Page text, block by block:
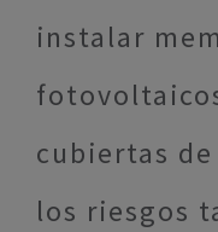
instalar
cubiertas de
los riesgos